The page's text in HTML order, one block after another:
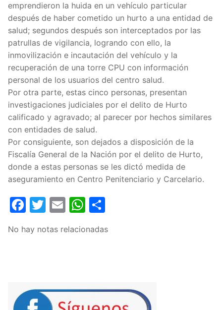
emprendieron la huida en un vehículo particular
después de haber cometido un hurto a una entidad de
salud; segundos después son interceptados por las
patrullas de vigilancia, logrando con ello, la
inmovilización e incautación del vehículo y la
recuperación de una torre CPU con información
personal de los usuarios del centro salud.
Por otra parte, estas cinco personas, presentan
investigaciones judiciales por el delito de Hurto
calificado y agravado; al parecer por hechos similares
con entidades de salud.
Por consiguiente, son dejados a disposición de la
Fiscalía General de la Nación por el delito de Hurto,
donde a estas personas se les dictó medida de
aseguramiento en Centro Penitenciario y Carcelario.
Facebook
Twitter
EmailWhatsApp
No hay notas relacionadas